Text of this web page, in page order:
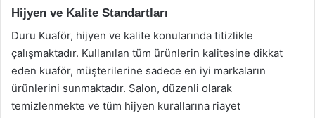
Hijyen ve Kalite Standartları
Duru Kuaför, hijyen ve kalite konularında titizlikle
çalışmaktadır. Kullanılan tüm ürünlerin kalitesine dikkat
eden kuaför, müşterilerine sadece en iyi markaların
ürünlerini sunmaktadır. Salon, düzenli olarak
temizlenmekte ve tüm hijyen kurallarına riayet